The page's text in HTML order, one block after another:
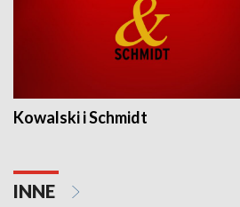
Kowalski i Schmidt
INNE